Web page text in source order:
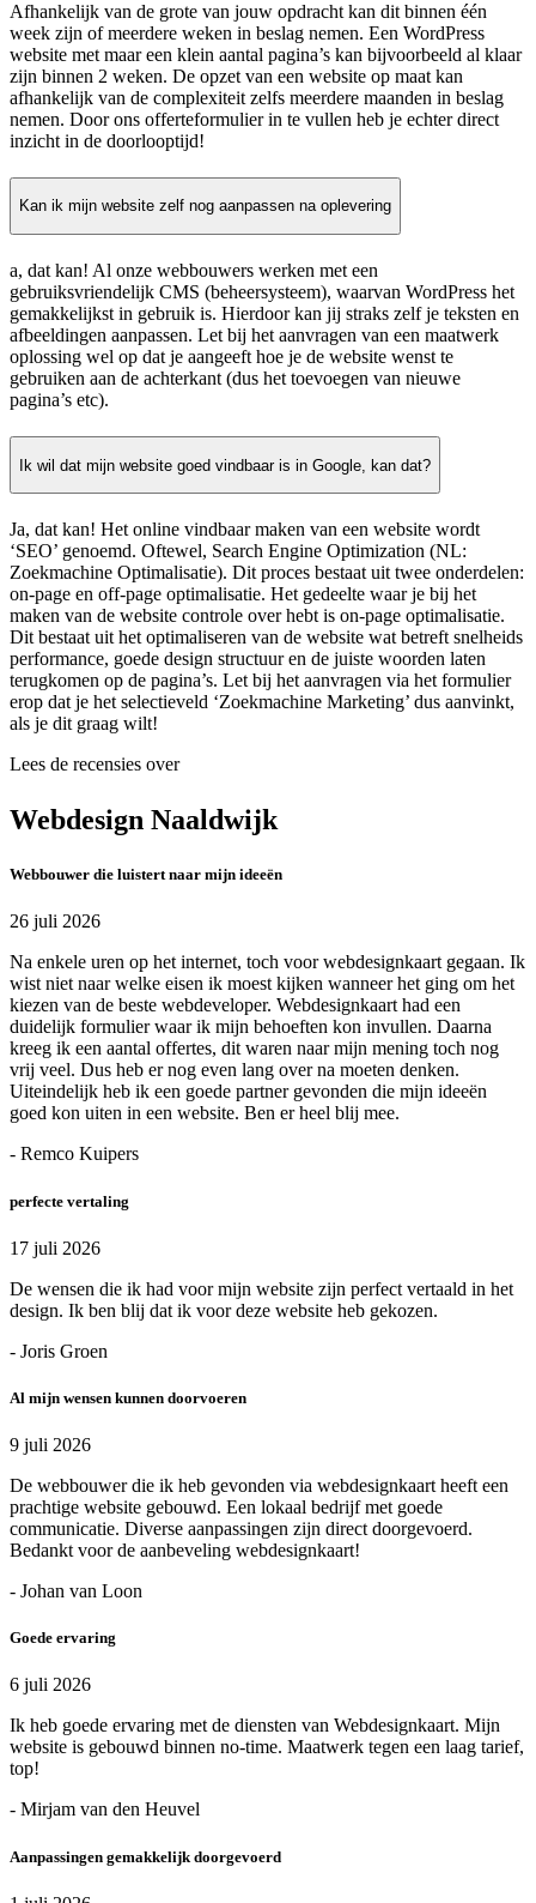
Afhankelijk van de grote van jouw opdracht kan dit binnen één
week zijn of meerdere weken in beslag nemen. Een WordPress
website met maar een klein aantal pagina’s kan bijvoorbeeld al klaar
zijn binnen 2 weken. De opzet van een website op maat kan
afhankelijk van de complexiteit zelfs meerdere maanden in beslag
nemen. Door ons offerteformulier in te vullen heb je echter direct
inzicht in de doorlooptijd!
Kan ik mijn website zelf nog aanpassen na oplevering
a, dat kan! Al onze webbouwers werken met een
gebruiksvriendelijk CMS (beheersysteem), waarvan WordPress het
gemakkelijkst in gebruik is. Hierdoor kan jij straks zelf je teksten en
afbeeldingen aanpassen. Let bij het aanvragen van een maatwerk
oplossing wel op dat je aangeeft hoe je de website wenst te
gebruiken aan de achterkant (dus het toevoegen van nieuwe
pagina’s etc).
Ik wil dat mijn website goed vindbaar is in Google, kan dat?
Ja, dat kan! Het online vindbaar maken van een website wordt
‘SEO’ genoemd. Oftewel, Search Engine Optimization (NL:
Zoekmachine Optimalisatie). Dit proces bestaat uit twee onderdelen:
on-page en off-page optimalisatie. Het gedeelte waar je bij het
maken van de website controle over hebt is on-page optimalisatie.
Dit bestaat uit het optimaliseren van de website wat betreft snelheids
performance, goede design structuur en de juiste woorden laten
terugkomen op de pagina’s. Let bij het aanvragen via het formulier
erop dat je het selectieveld ‘Zoekmachine Marketing’ dus aanvinkt,
als je dit graag wilt!
Lees de recensies over
Webdesign Naaldwijk
Webbouwer die luistert naar mijn ideeën
26 juli 2026
Na enkele uren op het internet, toch voor webdesignkaart gegaan. Ik
wist niet naar welke eisen ik moest kijken wanneer het ging om het
kiezen van de beste webdeveloper. Webdesignkaart had een
duidelijk formulier waar ik mijn behoeften kon invullen. Daarna
kreeg ik een aantal offertes, dit waren naar mijn mening toch nog
vrij veel. Dus heb er nog even lang over na moeten denken.
Uiteindelijk heb ik een goede partner gevonden die mijn ideeën
goed kon uiten in een website. Ben er heel blij mee.
- Remco Kuipers
perfecte vertaling
17 juli 2026
De wensen die ik had voor mijn website zijn perfect vertaald in het
design. Ik ben blij dat ik voor deze website heb gekozen.
- Joris Groen
Al mijn wensen kunnen doorvoeren
9 juli 2026
De webbouwer die ik heb gevonden via webdesignkaart heeft een
prachtige website gebouwd. Een lokaal bedrijf met goede
communicatie. Diverse aanpassingen zijn direct doorgevoerd.
Bedankt voor de aanbeveling webdesignkaart!
- Johan van Loon
Goede ervaring
6 juli 2026
Ik heb goede ervaring met de diensten van Webdesignkaart. Mijn
website is gebouwd binnen no-time. Maatwerk tegen een laag tarief,
top!
- Mirjam van den Heuvel
Aanpassingen gemakkelijk doorgevoerd